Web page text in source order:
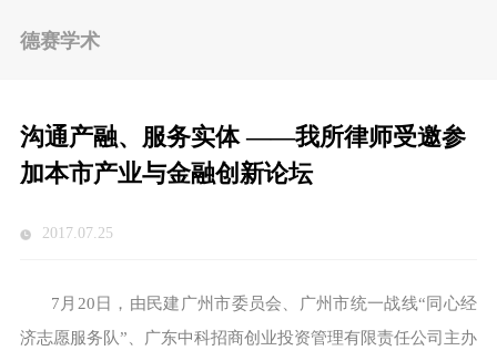
德赛学术
沟通产融、服务实体 ——我所律师受邀参
加本市产业与金融创新论坛
2017.07.25
7月20日，由民建广州市委员会、广州市统一战线“同心经
济志愿服务队”、广东中科招商创业投资管理有限责任公司主办